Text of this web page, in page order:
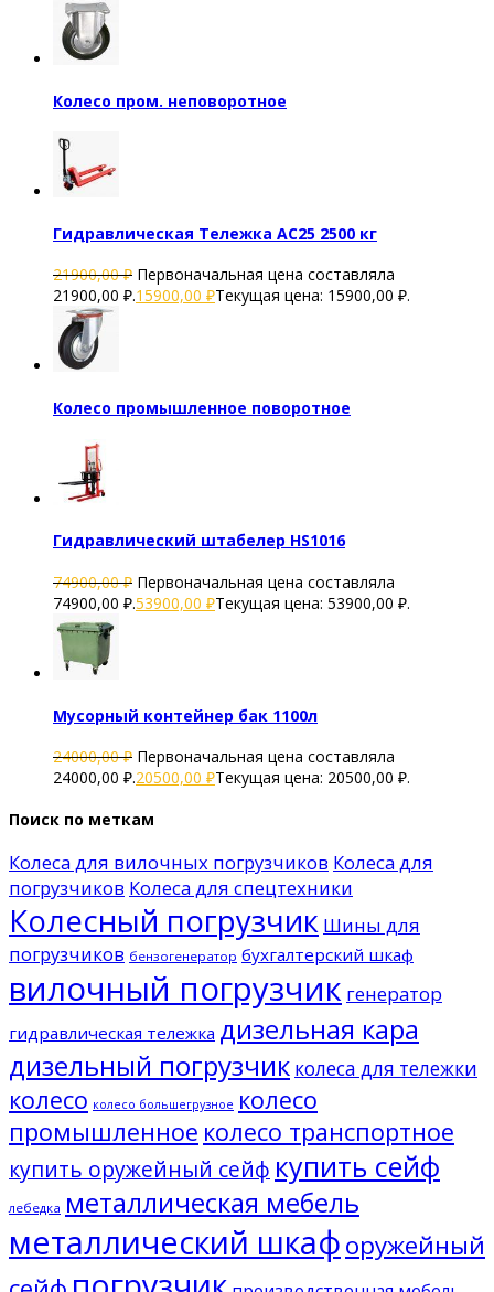
Колесо пром. неповоротное
Гидравлическая Тележка AC25 2500 кг
21900,00₽ Первоначальная цена составляла
21900,00 ₽.15900,00 ₽Текущая цена: 15900,00 ₽.
Колесо промышленное поворотное
Гидравлический штабелер HS1016
74900,00₽ Первоначальная цена составляла
74900,00 ₽.53900,00 ₽Текущая цена: 53900,00 ₽.
Мусорный контейнер бак 1100л
24000,00₽ Первоначальная цена составляла
24000,00 ₽.20500,00 ₽Текущая цена: 20500,00 ₽.
Поиск по меткам
Колеса для вилочных погрузчиков Колеса для
погрузчиков Колеса для спецтехники
Колесный погрузчик Шины для
погрузчиков бензогенератор бухгалтерский шкаф
вилочный погрузчик генератор
гидравлическая тележка дизельная кара
дизельный погрузчик колеса для тележки
колесо колесо большегрузное колесо
промышленное колесо транспортное
купить оружейный сейф купить сейф
лебедка металлическая мебель
металлический шкафоружейный